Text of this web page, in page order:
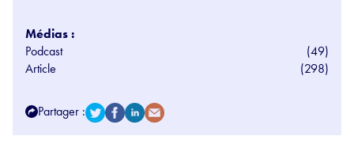
Médias :
Podcast
(49)
Article
(298)
Partager :